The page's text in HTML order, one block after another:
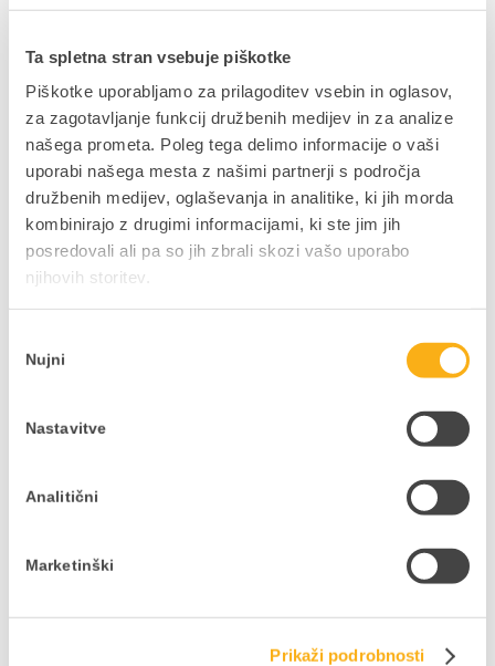
Ta spletna stran vsebuje piškotke
Piškotke uporabljamo za prilagoditev vsebin in oglasov,
za zagotavljanje funkcij družbenih medijev in za analize
našega prometa. Poleg tega delimo informacije o vaši
uporabi našega mesta z našimi partnerji s področja
družbenih medijev, oglaševanja in analitike, ki jih morda
kombinirajo z drugimi informacijami, ki ste jim jih
posredovali ali pa so jih zbrali skozi vašo uporabo
njihovih storitev.
soglasja
Nujni
Nastavitve
Analitični
Marketinški
Prikaži podrobnosti
Overall review of ZEUS Webinar organization
(1 – poor, 5 – excellent)
How do you rate the ZEUS Webinar organization overall?
1
2
3
the methods of communication prior the ZEUS Webinar
and in between?
1
2